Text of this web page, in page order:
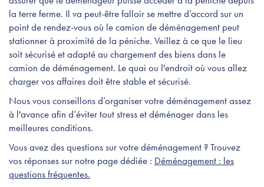
la terre ferme. Il va peut-être falloir se mettre d’accord sur un
point de rendez-vous où le camion de déménagement peut
stationner à proximité de la péniche. Veillez à ce que le lieu
soit sécurisé et adapté au chargement des biens dans le
camion de déménagement. Le quai ou l'endroit où vous allez
charger vos affaires doit être stable et sécurisé.
Nous vous conseillons d’organiser votre déménagement assez
à l'avance afin d’éviter tout stress et déménager dans les
meilleures conditions.
Vous avez des questions sur votre déménagement ? Trouvez
vos réponses sur notre page dédiée : Déménagement : les
questions fréquentes.